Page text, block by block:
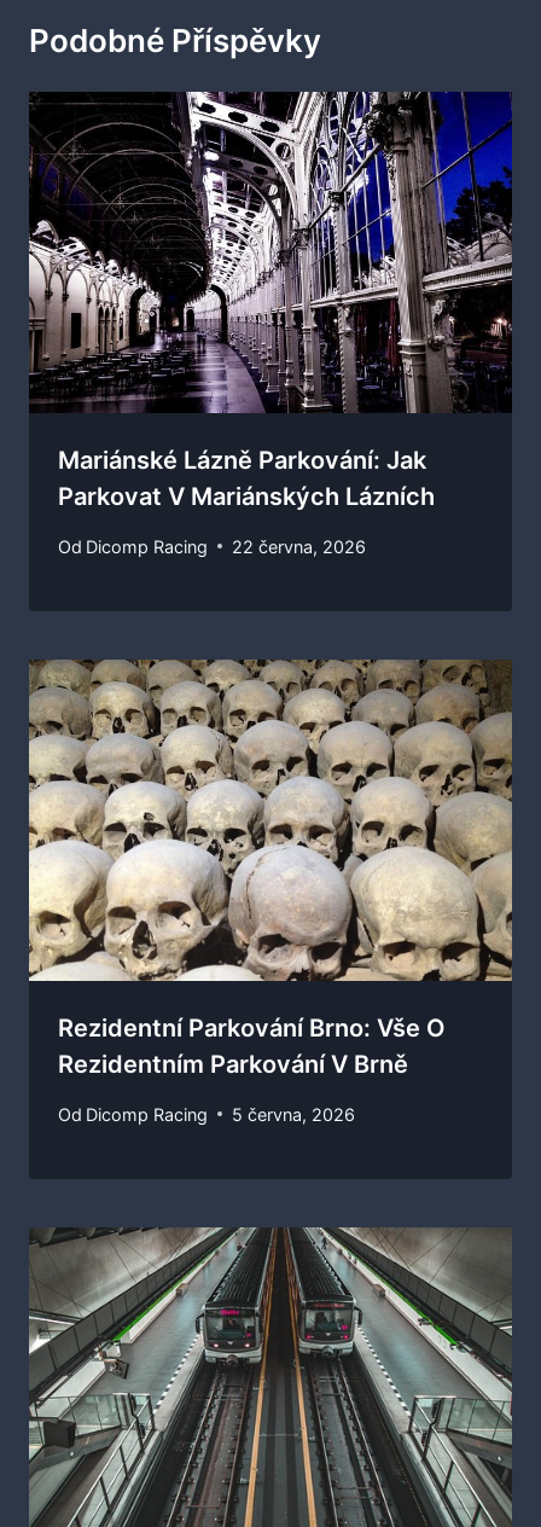
Podobné Příspěvky
Mariánské Lázně Parkování: Jak
Parkovat V Mariánských Lázních
Od Dicomp Racing 22 června, 2026
Rezidentní Parkování Brno: Vše O
Rezidentním Parkování V Brně
Od Dicomp Racing 5 června, 2026